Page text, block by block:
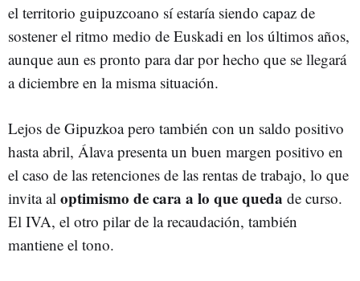
el territorio guipuzcoano sí estaría siendo capaz de
sostener el ritmo medio de Euskadi en los últimos años,
aunque aun es pronto para dar por hecho que se llegará
a diciembre en la misma situación.
Lejos de Gipuzkoa pero también con un saldo positivo
hasta abril, Álava presenta un buen margen positivo en
el caso de las retenciones de las rentas de trabajo, lo que
invita al optimismo de cara a lo que queda de curso.
El IVA, el otro pilar de la recaudación, también
mantiene el tono.